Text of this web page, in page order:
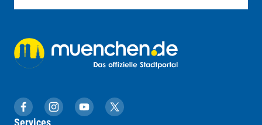
muenchen.de auf Facebook
muenchen.de auf Instagram
muenchen.de auf YouTube
muenchen.de auf X
Services